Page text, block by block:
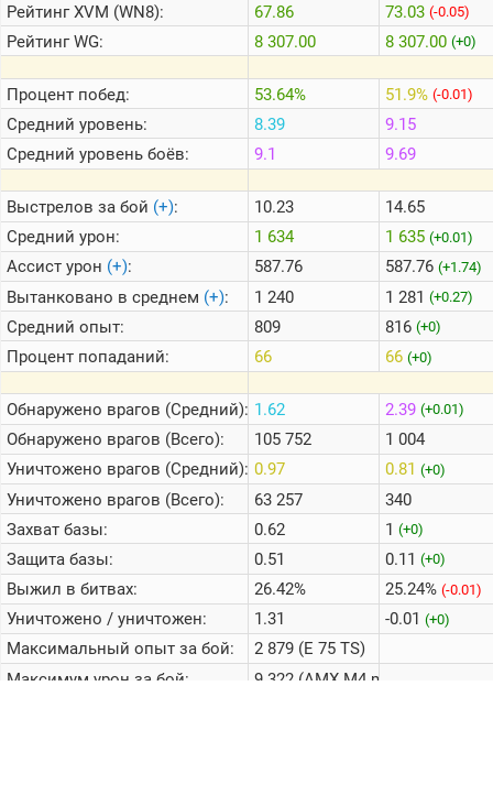
РейтингXVM (WN8):
РейтингWG:
Процент побед:
Средний уровень:
Средний уровень боёв:
Выстрелов за бой (+):
Средний урон:
Ассист урон (+):
Вытанковано в среднем (+):
Средний опыт:
Процент попаданий:
Обнаружено врагов (Средний):
Обнаружено врагов (Всего):
Уничтожено врагов (Средний):
Уничтожено врагов (Всего):
Захват базы:
Защита базы:
Выжил в битвах:
Уничтожено / уничтожен:
Максимальный опыт за бой:
Максимум урон за бой:
67.86
8 307.00
53.64%
8.39
9.1
10.23
1 634
587.76
1 240
809
66
1.62
105 752
0.97
63 257
0.62
0.51
26.42%
1.31
2 879 (E 75 TS)
9 322 (AMX M4 mle. 54)
73.03 (-0.05)
8 307.00 (+0)
51.9% (-0.01)
9.15
9.69
14.65
1 635 (+0.01)
587.76 (+1.74)
1 281 (+0.27)
816 (+0)
66 (+0)
2.39 (+0.01)
1 004
0.81 (+0)
340
1 (+0)
0.11 (+0)
25.24% (-0.01)
-0.01 (+0)